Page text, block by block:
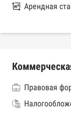
Арендная
Правовая